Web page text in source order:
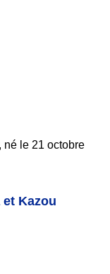
né le 21 octobre
Kazou